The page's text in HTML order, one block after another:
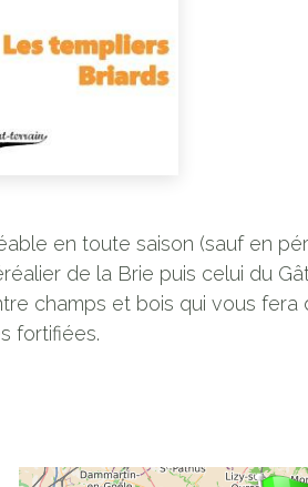
en toute saison (sauf en
de la Brie puis celui du
champs et bois qui vous
fortifiées.